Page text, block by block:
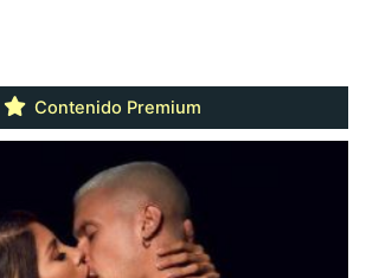
Contenido Premium